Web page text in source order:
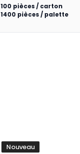
100 pièces / carton
1400 pièces / palette
Nouveau